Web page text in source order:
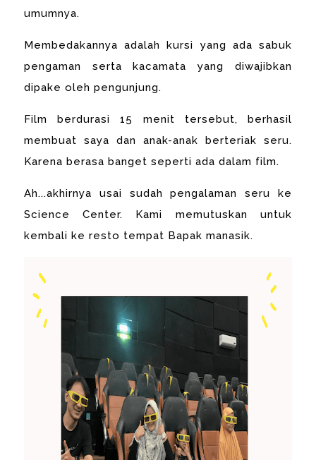
umumnya.
Membedakannya adalah kursi yang ada sabuk
pengaman serta kacamata yang diwajibkan
dipake oleh pengunjung.
Film berdurasi 15 menit tersebut, berhasil
membuat saya dan anak-anak berteriak seru.
Karena berasa banget seperti ada dalam film.
Ah...akhirnya usai sudah pengalaman seru ke
Science Center. Kami memutuskan untuk
kembali ke resto tempat Bapak manasik.